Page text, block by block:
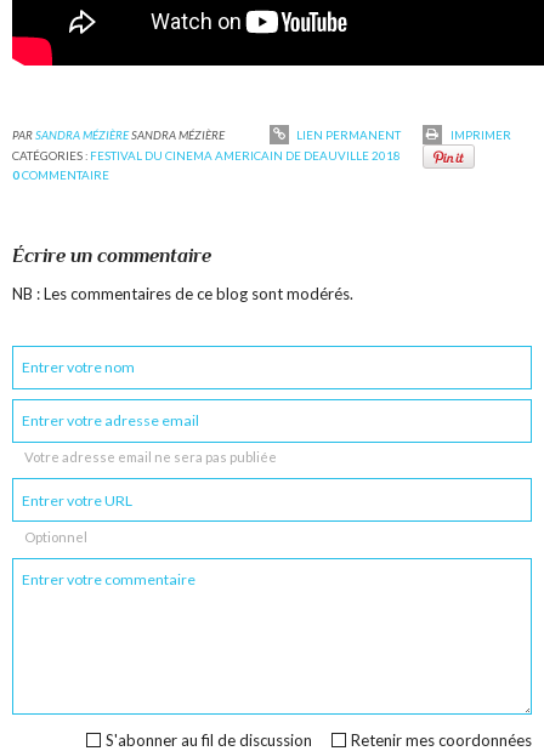
PARSANDRA MÉZIÈRESANDRA MÉZIÈRE LIEN PERMANENT
IMPRIMER
CATÉGORIES : FESTIVAL DU CINEMA AMERICAIN DE DEAUVILLE 2018
0COMMENTAIRE
Écrire un commentaire
NB : Les commentaires de ce blog sont modérés.
Votre adresse email ne sera pas publiée
Optionnel
Retenir mes coordonnées
S'abonner au fil de discussion